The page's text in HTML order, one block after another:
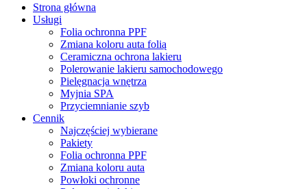
Close
Menu
Strona główna
Usługi
Folia ochronna PPF
Zmiana koloru auta folią
Ceramiczna ochrona lakieru
Polerowanie lakieru samochodowego
Pielęgnacja wnętrza
Myjnia SPA
Przyciemnianie szyb
Cennik
Najczęściej wybierane
Pakiety
Folia ochronna PPF
Zmiana koloru auta
Powłoki ochronne